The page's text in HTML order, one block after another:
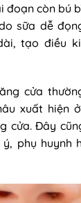
còn bú
sữa dễ
tạo điều
cửa
xuất hiện
cửa. Đây
phụ huynh